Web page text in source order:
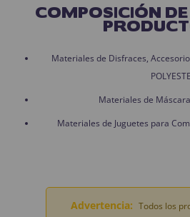
COMPOSICIÓN
Materiales de Disfraces,
Materiales de
Materiales de Juguetes para
Advertencia: Todos los